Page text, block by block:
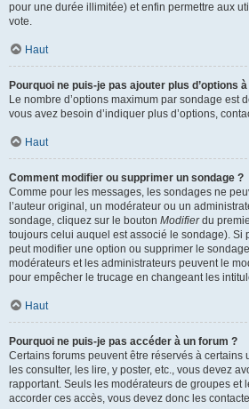
pour une durée illimitée) et enfin permettre aux
vote.
Haut
Pourquoi ne puis-je pas ajouter plus d’options
Le nombre d’options maximum par sondage est
vous avez besoin d’indiquer plus d’options,
Haut
Comment modifier ou supprimer un sondage ?
Comme pour les messages, les sondages ne
l’auteur original, un modérateur ou un
sondage, cliquez sur le bouton Modifierdu
toujours celui auquel est associé le sondage). Si
peut modifier une option ou supprimer le
modérateurs et les administrateurs peuvent le
pour empêcher le trucage en changeant les
Haut
Pourquoi ne puis-je pas accéder à un forum ?
Certains forums peuvent être réservés à certains
les consulter, les lire, y poster, etc., vous devez
rapportant. Seuls les modérateurs de groupes et
accorder ces accès, vous devez donc les